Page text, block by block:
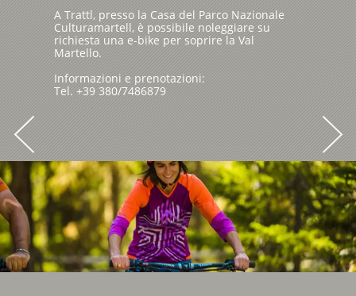
A Trattl, presso la Casa del Parco Nazionale
Culturamartell, è possibile noleggiare su
richiesta una e-bike per soprire la Val
Martello.
Informazioni e prenotazioni:
Tel. +39 380/7486879